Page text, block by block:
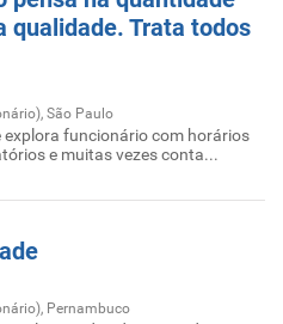
qualidade. Trata todos
São Paulo
explora funcionário com horários
e muitas vezes conta...
Pernambuco